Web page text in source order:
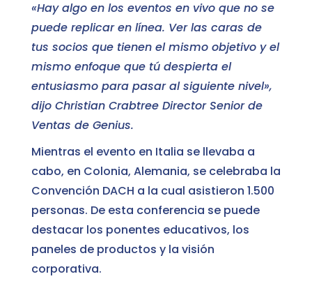
«Hay algo en los eventos en vivo que no se
puede replicar en línea. Ver las caras de
tus socios que tienen el mismo objetivo y el
mismo enfoque que tú despierta el
entusiasmo para pasar al siguiente nivel»,
dijo Christian Crabtree Director Senior de
Ventas de Genius.
Mientras el evento en Italia se llevaba a
cabo, en Colonia, Alemania, se celebraba la
Convención DACH a la cual asistieron 1.500
personas. De esta conferencia se puede
destacar los ponentes educativos, los
paneles de productos y la visión
corporativa.